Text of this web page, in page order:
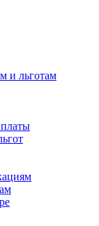
и льготам
платы